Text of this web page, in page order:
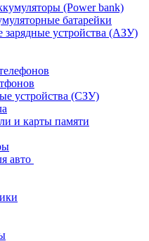
(Power bank)
батарейки
устройства (АЗУ)
устройства (СЗУ)
и карты памяти
авто